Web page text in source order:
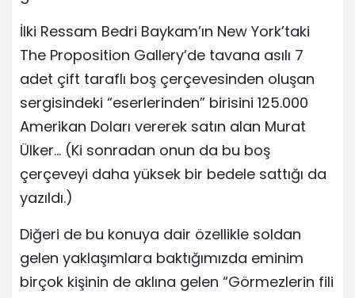
İlki Ressam Bedri Baykam’ın New York’taki
The Proposition Gallery’de tavana asılı 7
adet çift taraflı boş çerçevesinden oluşan
sergisindeki “eserlerinden” birisini 125.000
Amerikan Doları vererek satın alan Murat
Ülker… (Ki sonradan onun da bu boş
çerçeveyi daha yüksek bir bedele sattığı da
yazıldı.)
Diğeri de bu konuya dair özellikle soldan
gelen yaklaşımlara baktığımızda eminim
birçok kişinin de aklına gelen “Görmezlerin fili